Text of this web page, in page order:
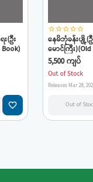
(ဦး
favorite_border
star_borderstar_borderstar_borderstar_borderstar_border
နေမိဘုံခန်းပျို့(
မောင်ကြီး
5,500 ကျပ်
Out of Stock
Releases Mar 28,
Out of